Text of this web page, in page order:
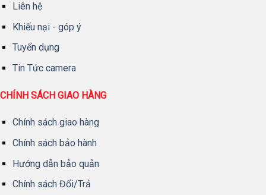
Liên hệ
Khiếu nại - góp ý
Tuyển dụng
Tin Tức camera
CHÍNH SÁCH GIAO HÀNG
Chính sách giao hàng
Chính sách bảo hành
Hướng dẫn bảo quản
Chính sách Đổi/Trả